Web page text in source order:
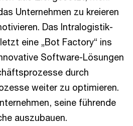
Unternehmen zu kreieren
Das Intralogistik-
eine „Bot Factory“ ins
Software-Lösungen
durch
weiter zu optimieren.
seine führende
auszubauen.